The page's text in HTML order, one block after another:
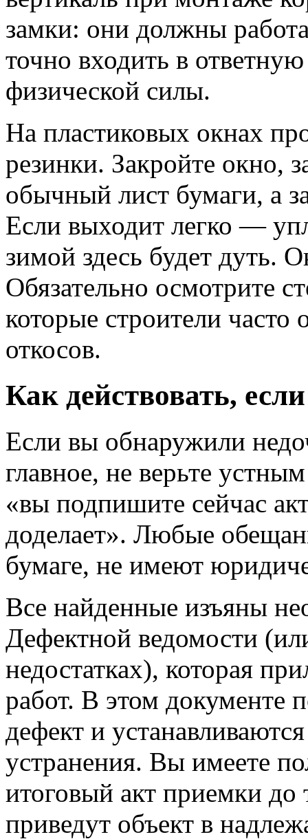
замки: они должны
точно входить в
физической силы.
На пластиковых окнах
резинки. Закройте окно,
обычный лист бумаги, а
Если выходит легко —
зимой здесь будет дуть.
Обязательно осмотрите
которые строители часто
откосов.
Как действовать,
Если вы обнаружили
главное, не верьте
«вы подпишите сейчас
доделает». Любые
бумаге, не имеют
Все найденные изъяны
Дефектной ведомости
недостатках), которая
работ. В этом документе
дефект и
устранения. Вы имеете
итоговый акт приемки до
приведут объект в